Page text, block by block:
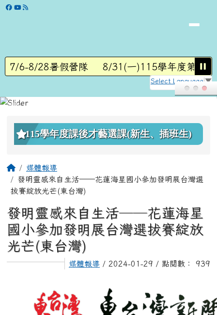
跳至主內容區
學校網站
7/6-8/28暑假營隊 8/31(一)115學年度第1學
Select Language ▼
上中區域內容
115學年度課後才藝選課(新生、插班生)
主內容區域
回首頁媒體報導
發明靈感來自生活──花蓮海星國小參加發明展台灣選
拔賽綻放光芒(東台灣)
發明靈感來自生活──花蓮海星
國小參加發明展台灣選拔賽綻放
光芒(東台灣)
媒體報導 / 2024-01-29 / 點閱數： 939